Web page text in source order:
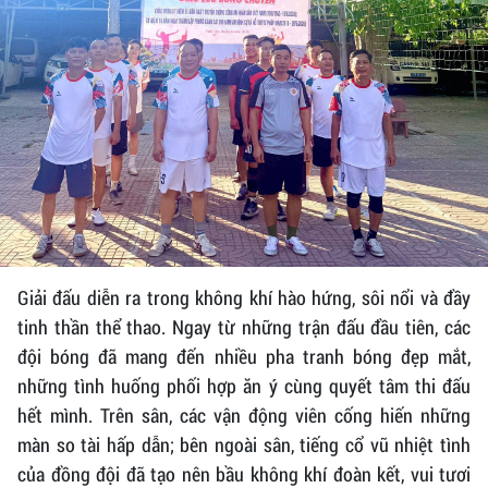
Giải đấu diễn ra trong không khí hào hứng, sôi nổi và đầy
tinh thần thể thao. Ngay từ những trận đấu đầu tiên, các
đội bóng đã mang đến nhiều pha tranh bóng đẹp mắt,
những tình huống phối hợp ăn ý cùng quyết tâm thi đấu
hết mình. Trên sân, các vận động viên cống hiến những
màn so tài hấp dẫn; bên ngoài sân, tiếng cổ vũ nhiệt tình
của đồng đội đã tạo nên bầu không khí đoàn kết, vui tươi